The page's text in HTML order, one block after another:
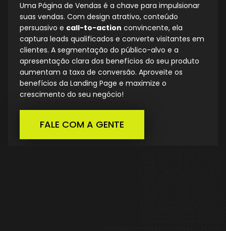
Uma Página de Vendas é a chave para impulsionar
suas vendas. Com design atrativo, conteúdo
persuasivo e call-to-action convincente, ela
captura leads qualificados e converte visitantes em
clientes. A segmentação do público-alvo e a
apresentação clara dos benefícios do seu produto
aumentam a taxa de conversão. Aproveite os
benefícios da Landing Page e maximize o
crescimento do seu negócio!
FALE COM A GENTE